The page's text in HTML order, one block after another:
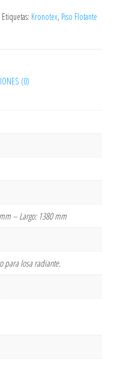
Etiquetas: Kronotex, Piso Flotante
(0)
– Largo: 1380 mm
para losa radiante.